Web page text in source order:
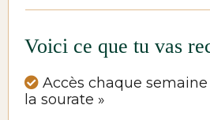
Voici ce que tu vas
Accès chaque
la sourate »